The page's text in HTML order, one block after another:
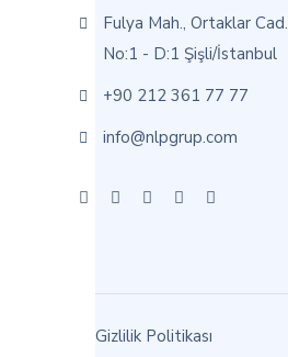
Fulya Mah., Ortaklar Cad.
No:1 - D:1 Şişli/İstanbul
+90 212 361 77 77
info@nlpgrup.com
Gizlilik Politikası